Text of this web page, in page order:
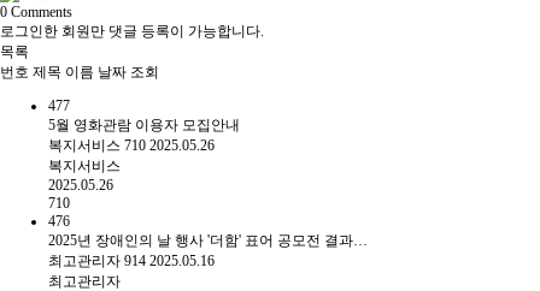
0 Comments
로그인한 회원만 댓글 등록이 가능합니다.
목록
번호 제목 이름 날짜 조회
477
5월 영화관람 이용자 모집안내
복지서비스 710 2025.05.26
복지서비스
2025.05.26
710
476
2025년 장애인의 날 행사 '더함' 표어 공모전 결과…
최고관리자 914 2025.05.16
최고관리자